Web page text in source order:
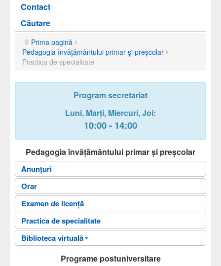
Contact
Căutare
Prima pagină
Pedagogia învăţământului primar și preșcolar
Practica de specialitate
Program secretariat
Luni, Marți, Miercuri, Joi:
10:00 - 14:00
Pedagogia învăţământului primar și preșcolar
Anunțuri
Orar
Examen de licență
Practica de specialitate
Biblioteca virtuală
Fișele disciplinelorPrograme postuniversitare